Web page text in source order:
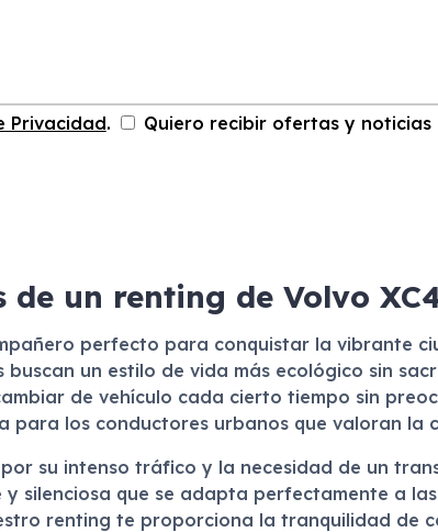
Privacidad. Quiero recibir ofertas y noticias
de un renting de Volvo
perfecto para conquistar la vibrante
un estilo de vida más ecológico sin
de vehículo cada cierto tiempo sin
para los conductores urbanos que valoran la
su intenso tráfico y la necesidad de un
y silenciosa que se adapta perfectamente a
renting te proporciona la tranquilidad de